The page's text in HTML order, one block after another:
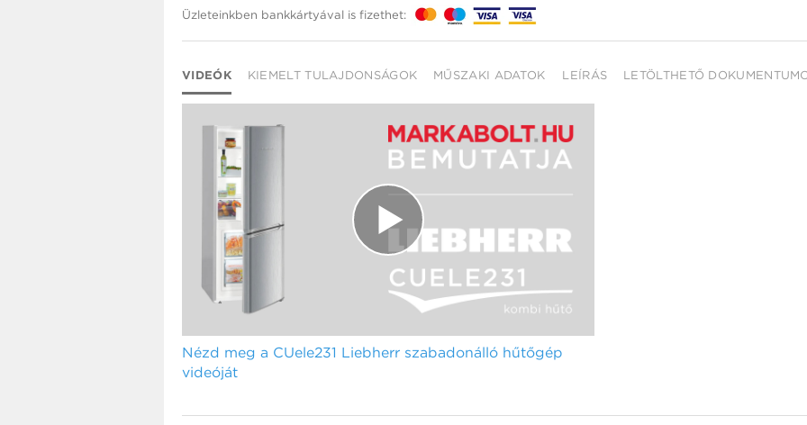
Üzleteinkben bankkártyával is fizethet:
VIDEÓK KIEMELT TULAJDONSÁGOK MŰSZAKI ADATOK LEÍRÁS LETÖLTHETŐ
Nézd meg a CUele231 Liebherr szabadonálló hűtőgép
videóját